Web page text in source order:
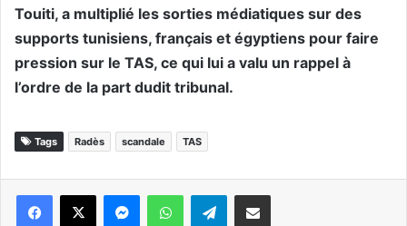
Touiti, a multiplié les sorties médiatiques sur des
supports tunisiens, français et égyptiens pour faire
pression sur le TAS, ce qui lui a valu un rappel à
l’ordre de la part dudit tribunal.
Tags Radès scandale TAS
WhatsApp Telegram